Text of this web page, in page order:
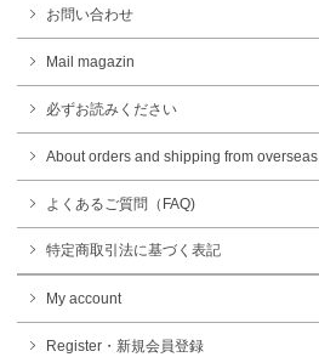
お問い合わせ
Mail magazin
必ずお読みください
About orders and shipping from overseas.
よくあるご質問（FAQ)
特定商取引法に基づく表記
My account
Register・新規会員登録